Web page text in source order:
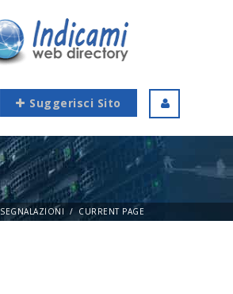
Suggerisci Sito
SEGNALAZIONI CURRENT PAGE